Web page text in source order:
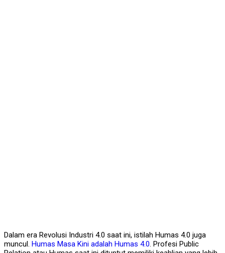
Dalam era Revolusi Industri 4.0 saat ini, istilah Humas 4.0 juga
muncul. Humas Masa Kini adalah Humas 4.0. Profesi Public